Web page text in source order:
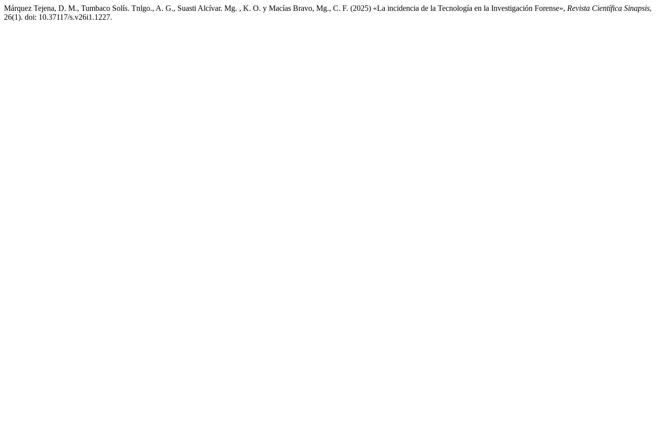
Márquez Tejena, D. M., Tumbaco Solís. Tnlgo., A. G., Suasti Alcívar. Mg. , K. O. y Macías Bravo, Mg., C. F. (2025) «La incidencia de la Tecnología en la Investigación Forense», Revista Científica Sinapsis,
26(1). doi: 10.37117/s.v26i1.1227.